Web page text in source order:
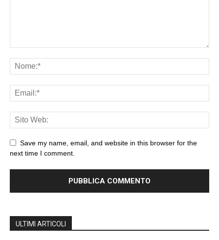
Save my name, email, and website in this browser for the
next time I comment.
ULTIMI ARTICOLI